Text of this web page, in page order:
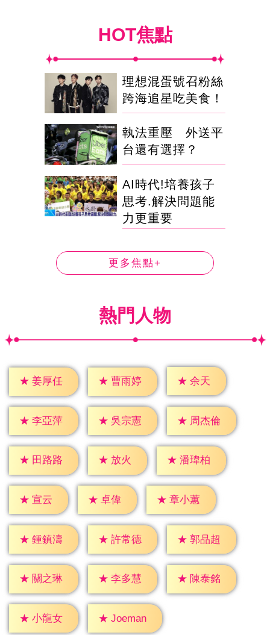
HOT焦點
理想混蛋號召粉絲
跨海追星吃美食！
執法重壓 外送平
台還有選擇？
AI時代!培養孩子
思考.解決問題能
力更重要
更多焦點+
熱門人物
★ 姜厚任 ★ 曹雨婷 ★ 余天
★ 李亞萍 ★ 吳宗憲 ★ 周杰倫
★ 田路路 ★ 放火 ★ 潘瑋柏
★ 宣云 ★ 卓偉 ★ 章小蕙
★ 鍾鎮濤 ★ 許常德 ★ 郭品超
★ 關之琳 ★ 李多慧 ★ 陳泰銘
★ 小龍女 ★ Joeman